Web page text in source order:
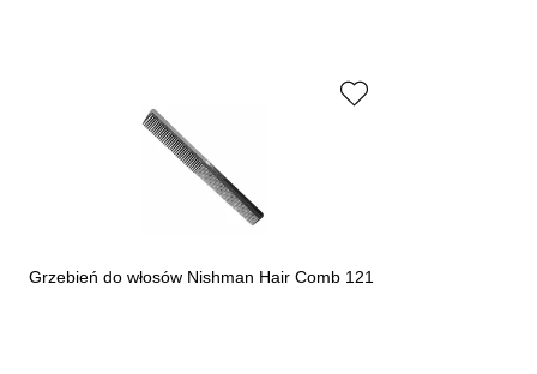
Grzebień do włosów Nishman Hair Comb 121